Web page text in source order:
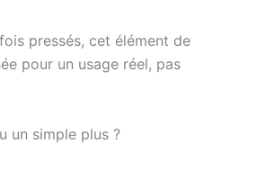
pressés, cet élément de
pour un usage réel, pas
un simple plus ?